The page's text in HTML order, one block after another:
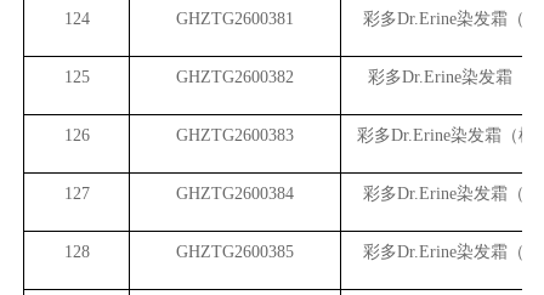
124 GHZTG2600381 彩多Dr.Erine染发霜（
125 GHZTG2600382 彩多Dr.Erine染发霜（
126 GHZTG2600383 彩多Dr.Erine染发霜（植
127 GHZTG2600384 彩多Dr.Erine染发霜（
128 GHZTG2600385 彩多Dr.Erine染发霜（